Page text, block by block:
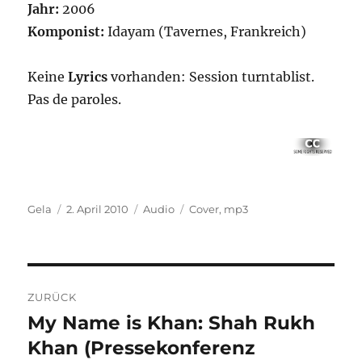
Jahr: 2006
Komponist: Idayam (Tavernes, Frankreich)
KeineLyrics vorhanden: Session turntablist.
Pas de paroles.
Autor
Gela
Veröffentlicht
2. April 2010 Kategorien
Audio Schlagwörter
Cover, mp3
ZURÜCK
Vorheriger
Beitrag:
My Name is Khan: Shah Rukh
Khan (Pressekonferenz